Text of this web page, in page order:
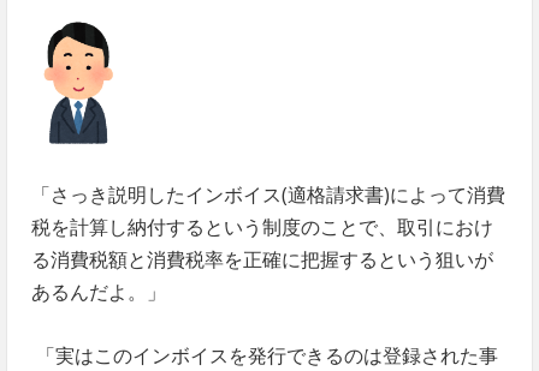
「さっき説明したインボイス(適格請求書)によって消費
税を計算し納付するという制度のことで、取引におけ
る消費税額と消費税率を正確に把握するという狙いが
あるんだよ。」
「実はこのインボイスを発行できるのは登録された事